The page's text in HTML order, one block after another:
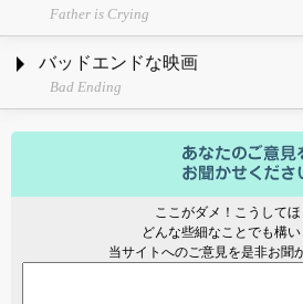
Father is Crying
バッドエンドな映画
Bad Ending
ここがダメ！こうしてほ
どんな些細なことでも構い
当サイトへのご意見を是非お聞